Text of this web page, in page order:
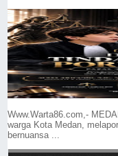
Www.Warta86.com,-
warga Kota Medan,
bernuansa ...